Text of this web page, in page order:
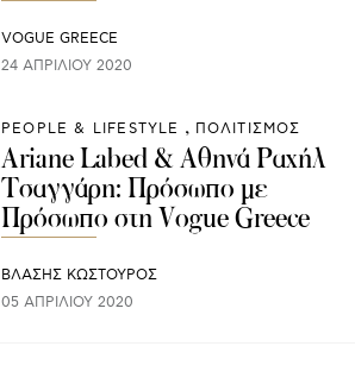
VOGUE GREECE
24 ΑΠΡΙΛΊΟΥ 2020
PEOPLE & LIFESTYLE ΠΟΛΙΤΙΣΜΟΣ
Ariane Labed & Αθηνά Ραχήλ
Τσαγγάρη: Πρόσωπο με
Πρόσωπο στη Vogue Greece
ΒΛΑΣΗΣ ΚΩΣΤΟΥΡΟΣ
05 ΑΠΡΙΛΊΟΥ 2020